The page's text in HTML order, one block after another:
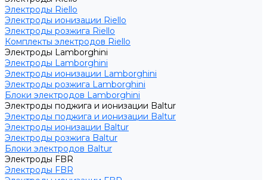
Электроды Riello
Электроды ионизации Riello
Электроды розжига Riello
Комплекты электродов Riello
Электроды Lamborghini
Электроды Lamborghini
Электроды ионизации Lamborghini
Электроды розжига Lamborghini
Блоки электродов Lamborghini
Электроды поджига и ионизации Baltur
Электроды поджига и ионизации Baltur
Электроды ионизации Baltur
Электроды розжига Baltur
Блоки электродов Baltur
Электроды FBR
Электроды FBR